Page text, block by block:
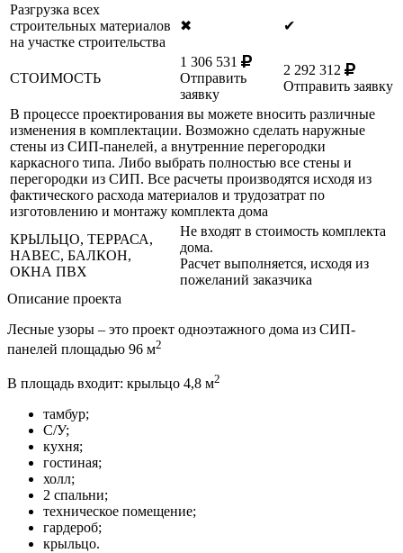
Разгрузка всех
строительных материалов
на участке строительства
✖ ✔
СТОИМОСТЬ
1 306 531
Отправить
заявку
2 292 312
Отправить заявку
В процессе проектирования вы можете вносить различные
изменения в комплектации. Возможно сделать наружные
стены из СИП-панелей, а внутренние перегородки
каркасного типа. Либо выбрать полностью все стены и
перегородки из СИП. Все расчеты производятся исходя из
фактического расхода материалов и трудозатрат по
изготовлению и монтажу комплекта дома
КРЫЛЬЦО, ТЕРРАСА,
НАВЕС, БАЛКОН,
ОКНА ПВХ
Не входят в стоимость комплекта
дома.
Расчет выполняется, исходя из
пожеланий заказчика
Описание проекта
Лесные узоры – это проект одноэтажного дома из СИП-
панелей площадью 96 м2
В площадь входит: крыльцо 4,8 м2
тамбур;
С/У;
кухня;
гостиная;
холл;
2 спальни;
техническое помещение;
гардероб;
крыльцо.